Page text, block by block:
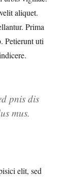
aliquet.
Prima
Petierunt uti
pnis dis
mus.
elit, sed